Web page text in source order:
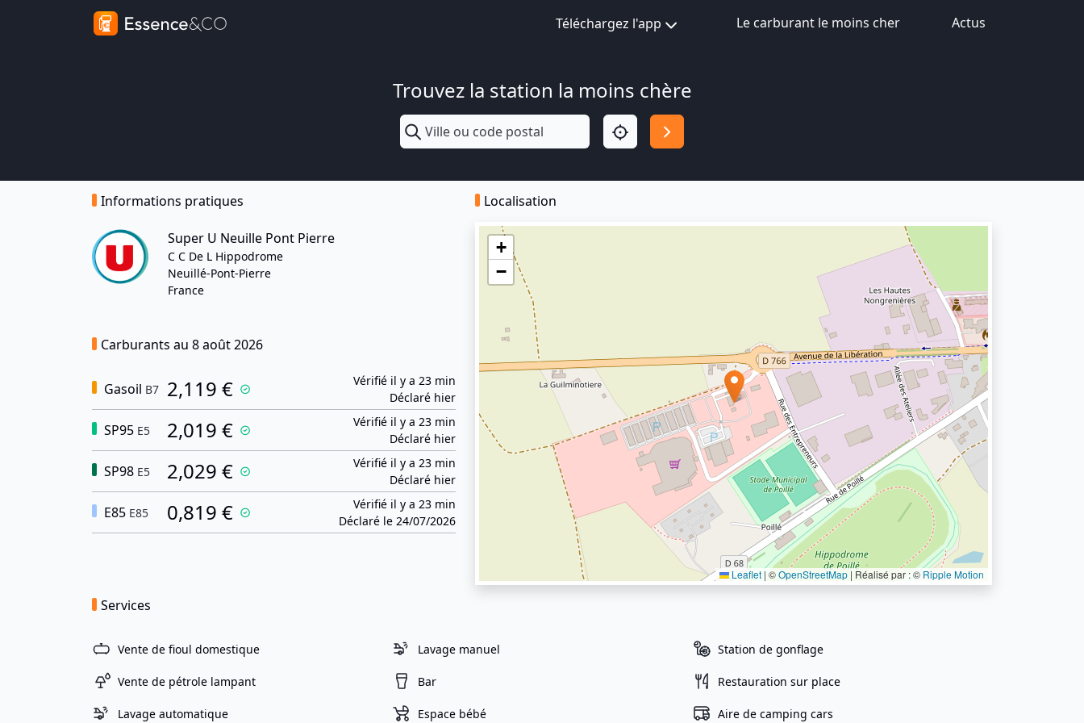
Téléchargez l'app Le carburant le moins cher Actus
Trouvez la station la moins chère
Informations pratiques
Super U Neuille Pont Pierre
C C De L Hippodrome
Neuillé-Pont-Pierre
France
Carburants au 8 août 2026
Gasoil B7 2,119 €
Vérifié il y a 23 min
Déclaré hier
SP95 E5 2,019 €
Vérifié il y a 23 min
Déclaré hier
SP98 E5 2,029 €
Vérifié il y a 23 min
Déclaré hier
E85 E85 0,819 €
Vérifié il y a 23 min
Déclaré le 24/07/2026
Localisation
+
−
Leaflet | ©OpenStreetMap | Réalisé par : © Ripple Motion
Services
Vente de fioul domestique Lavage manuel Station de gonflage
Vente de pétrole lampant Bar Restauration sur place
Lavage automatique Espace bébé Aire de camping cars